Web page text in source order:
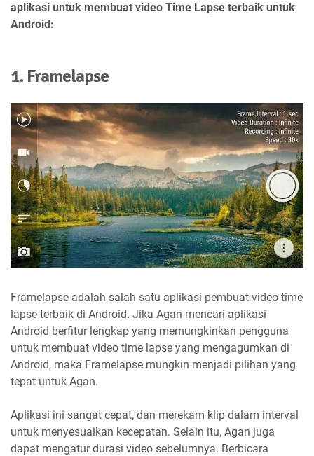
aplikasi untuk membuat video Time Lapse terbaik untuk
Android:
1. Framelapse
Framelapse adalah salah satu aplikasi pembuat video time
lapse terbaik di Android. Jika Agan mencari aplikasi
Android berfitur lengkap yang memungkinkan pengguna
untuk membuat video time lapse yang mengagumkan di
Android, maka Framelapse mungkin menjadi pilihan yang
tepat untuk Agan.
Aplikasi ini sangat cepat, dan merekam klip dalam interval
untuk menyesuaikan kecepatan. Selain itu, Agan juga
dapat mengatur durasi video sebelumnya. Berbicara